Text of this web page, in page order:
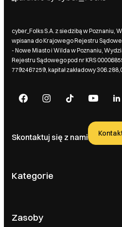
cyber_Folks S.A. z siedzibą w Poznaniu,
wpisana do Krajowego Rejestru
- Nowe Miasto i Wilda w Poznaniu,
Rejestru Sądowego pod nr KRS
7792467259, kapitał zakładowy
Skontaktuj się z nami
Kategorie
Zasoby